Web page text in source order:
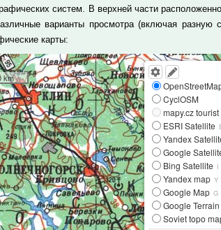
систем. В верхней части
варианты просмотра (включая разную
карты: